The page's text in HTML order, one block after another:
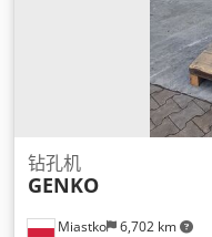
Miastko 6,702 km
钻孔机
GENKO